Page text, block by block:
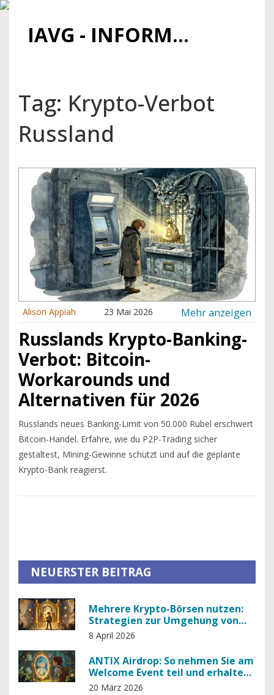
IAVG - INFORMATIONSARCHIV FÜR VIRTUELLE GELDER
Tag: Krypto-Verbot
Russland
Alison Appiah 23 Mai 2026 Mehr anzeigen
Russlands Krypto-Banking-
Verbot: Bitcoin-
Workarounds und
Alternativen für 2026
Russlands neues Banking-Limit von 50.000 Rubel erschwert
Bitcoin-Handel. Erfahre, wie du P2P-Trading sicher
gestaltest, Mining-Gewinne schützt und auf die geplante
Krypto-Bank reagierst.
NEUERSTER BEITRAG
Mehrere Krypto-Börsen nutzen:
Strategien zur Umgehung von
Beschränkungen und Risiken
8 April 2026
ANTIX Airdrop: So nehmen Sie am
Welcome Event teil und erhalten
Sie Token
20 März 2026